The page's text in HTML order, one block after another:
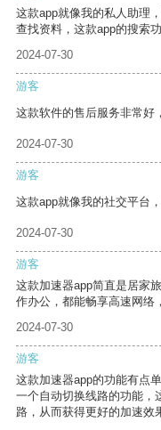
这款app就像我的私人助理
查找资料，这款app的搜索
2024-07-30
游客
这款软件的售后服务非常好
2024-07-30
游客
这款app就像我的社交平台
2024-07-30
游客
这款加速器app简直是居家
作办公，都能畅享高速网络
2024-07-30
游客
这款加速器app的功能有点
一个自动切换线路的功能，
路，从而获得更好的加速效